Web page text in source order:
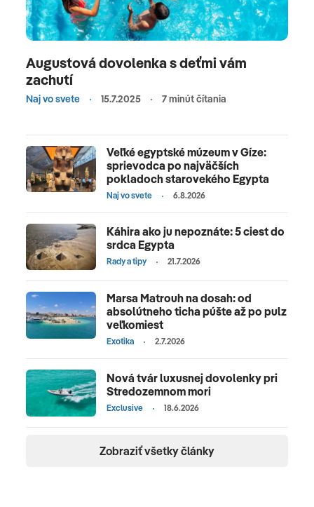
Augustová dovolenka s deťmi vám
zachutí
Naj vo svete 15.7.2025 7 minút čítania
Veľké egyptské múzeum v Gíze:
sprievodca po najväčších
pokladoch starovekého Egypta
Naj vo svete 6.8.2026
Káhira ako ju nepoznáte: 5 ciest do
srdca Egypta
Rady a tipy 21.7.2026
Marsa Matrouh na dosah: od
absolútneho ticha púšte až po pulz
veľkomiest
Exotika 2.7.2026
Nová tvár luxusnej dovolenky pri
Stredozemnom mori
Exclusive 18.6.2026
Zobraziť všetky články